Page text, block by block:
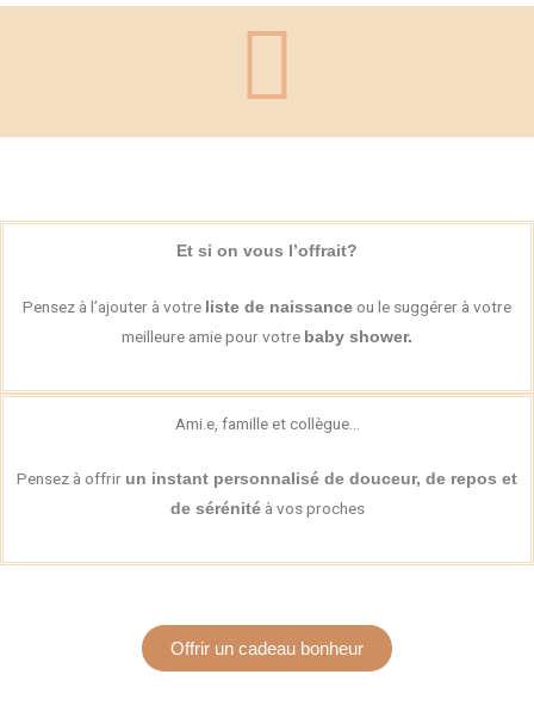
Et si on vous l’offrait?
Pensez à l’ajouter à votre liste de naissance ou le suggérer à votre
meilleure amie pour votre baby shower.
Ami.e, famille et collègue…
Pensez à offrir un instant personnalisé de douceur, de repos et
de sérénitéà vos proches
Offrir un cadeau bonheur